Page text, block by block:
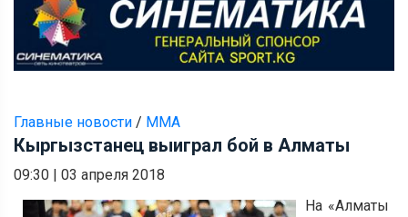
Главные новости / ММА
Кыргызстанец выиграл бой в Алматы
09:30 | 03 апреля 2018
На «Алматы